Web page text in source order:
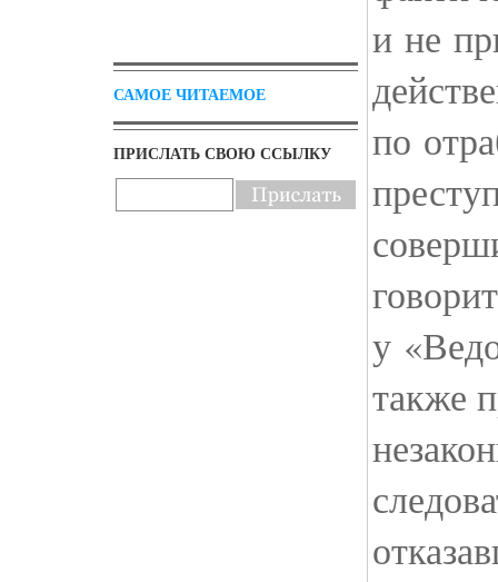
САМОЕ ЧИТАЕМОЕ
ПРИСЛАТЬ СВОЮ ССЫЛКУ
и не
по
у
также